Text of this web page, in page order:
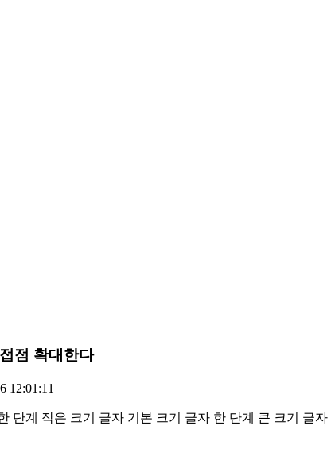
점 확대한다
12:01:11
단계 작은 크기 글자 기본 크기 글자 한 단계 큰 크기 글자